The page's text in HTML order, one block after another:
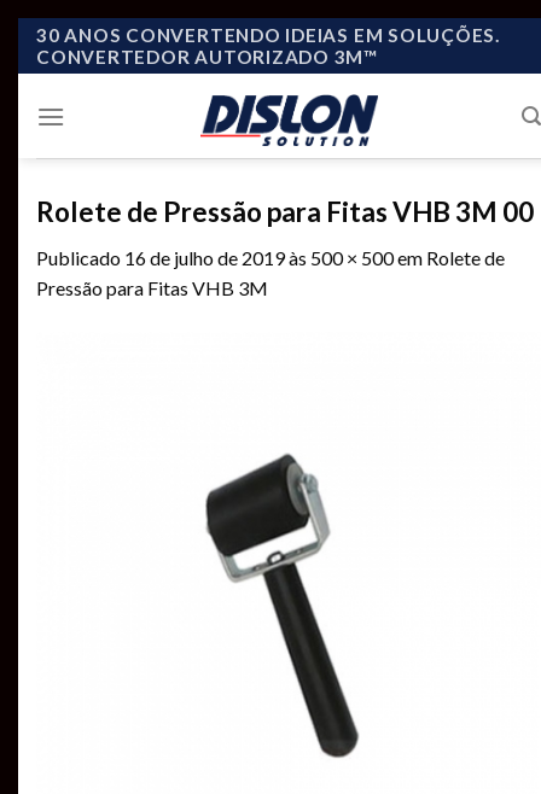
Skip
30 ANOS CONVERTENDO IDEIAS EM SOLUÇÕES.
CONVERTEDOR AUTORIZADO 3M™
Rolete de Pressão para Fitas VHB 3M 00
Publicado 16 de julho de 2019às 500 × 500em Rolete de
Pressão para Fitas VHB 3M